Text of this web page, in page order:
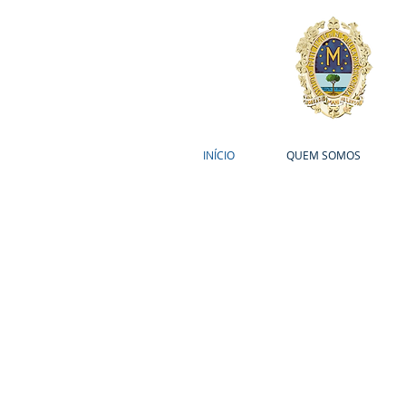
INÍCIO QUEM SOMOS